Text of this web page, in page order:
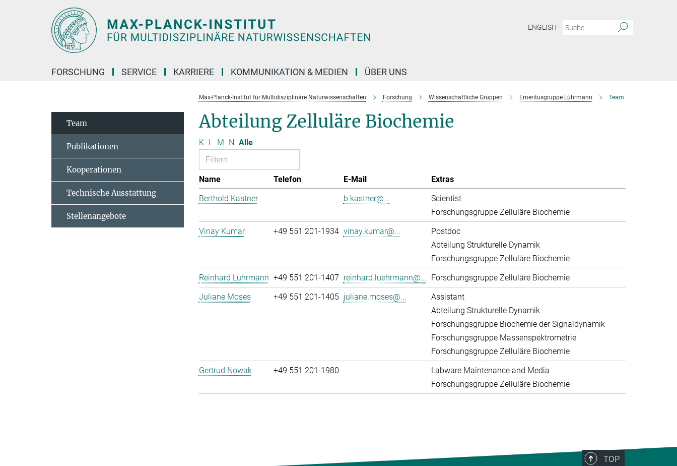
ENGLISH
FORSCHUNG SERVICE KARRIERE KOMMUNIKATION & MEDIEN ÜBER UNS
Max-Planck-Institut für Multidisziplinäre Naturwissenschaften Forschung Wissenschaftliche Gruppen Emeritusgruppe Lührmann Team
Abteilung Zelluläre Biochemie
K L M N Alle
Name Telefon E-Mail
Extras
Berthold Kastner
b.kastner@...
Scientist
Forschungsgruppe Zelluläre Biochemie
Vinay Kumar
+49 551 201-1934 vinay.kumar@...
Postdoc
Abteilung Strukturelle Dynamik
Forschungsgruppe Zelluläre Biochemie
Reinhard Lührmann +49 551 201-1407 reinhard.luehrmann@... Forschungsgruppe Zelluläre Biochemie
Juliane Moses
+49 551 201-1405 juliane.moses@...
Assistant
Abteilung Strukturelle Dynamik
Forschungsgruppe Biochemie der Signaldynamik
Forschungsgruppe Massenspektrometrie
Forschungsgruppe Zelluläre Biochemie
Gertrud Nowak
+49 551 201-1980
Labware Maintenance and Media
Forschungsgruppe Zelluläre Biochemie
Team
Publikationen
Kooperationen
Technische Ausstattung
Stellenangebote
TOP